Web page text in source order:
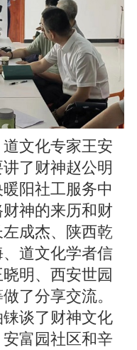
文化专家王安
了财神赵公明
阳社工服务中
神的来历和财
成杰、陕西乾
道文化学者信
明、西安世园
了分享交流。
谈了财神文化
富园社区和辛